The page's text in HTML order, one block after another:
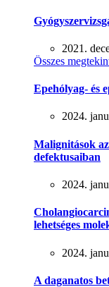
2021.
Összes
Epehólyag- és
2024.
Malignitások
defektusaiban
2024.
lehetséges
2024.
A daganatos